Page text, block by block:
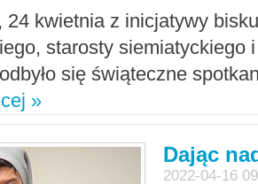
24 kwietnia z inicjatywy
starosty siemiatyckiego
się świąteczne
»
Dając
2022-04-16